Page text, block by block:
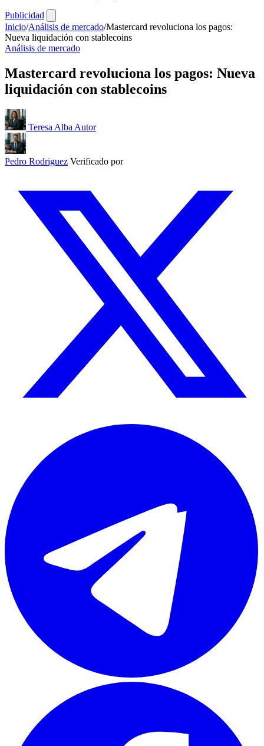
Publicidad
Inicio/Análisis de mercado/Mastercard revoluciona los pagos:
Nueva liquidación con stablecoins
Análisis de mercado
Mastercard revoluciona los pagos: Nueva
liquidación con stablecoins
Teresa Alba Autor
Pedro Rodriguez Verificado por